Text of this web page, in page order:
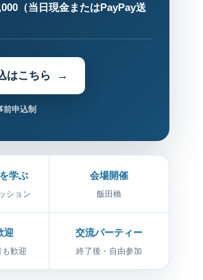
（当日現金またはPayPay送
はこちら
前申込制
学ぶ
ション
会場開催
飯田橋
迎
歓迎
交流パーティー
終了後・自由参加